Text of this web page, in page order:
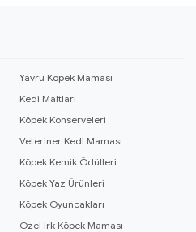
Yavru Köpek Maması
Kedi Maltları
Köpek Konserveleri
Veteriner Kedi Maması
Köpek Kemik Ödülleri
Köpek Yaz Ürünleri
Köpek Oyuncakları
Özel Irk Köpek Maması